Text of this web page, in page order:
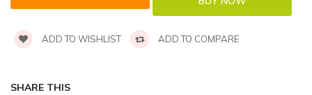
ADD TO WISHLIST ADD TO COMPARE
SHARE THIS